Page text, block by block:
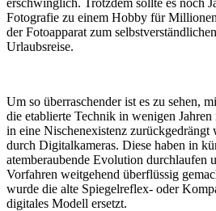
Fotografie zu einem Hobby für
der Fotoapparat zum
Urlaubsreise.
Um so überraschender ist es zu sehen,
die etablierte Technik in wenigen Jahren
in eine Nischenexistenz zurückgedrängt
durch Digitalkameras. Diese haben in
atemberaubende Evolution durchlaufen
Vorfahren weitgehend überflüssig
wurde die alte Spiegelreflex- oder
digitales Modell ersetzt.